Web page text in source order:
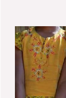
proyecto
habitantes,
del Fondo
Agua y
Caribe,